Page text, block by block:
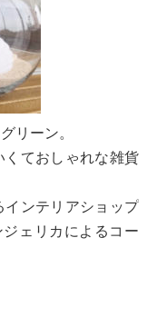
リーン。
ておしゃれな雑貨
ンテリアショップ
ェリカによるコー